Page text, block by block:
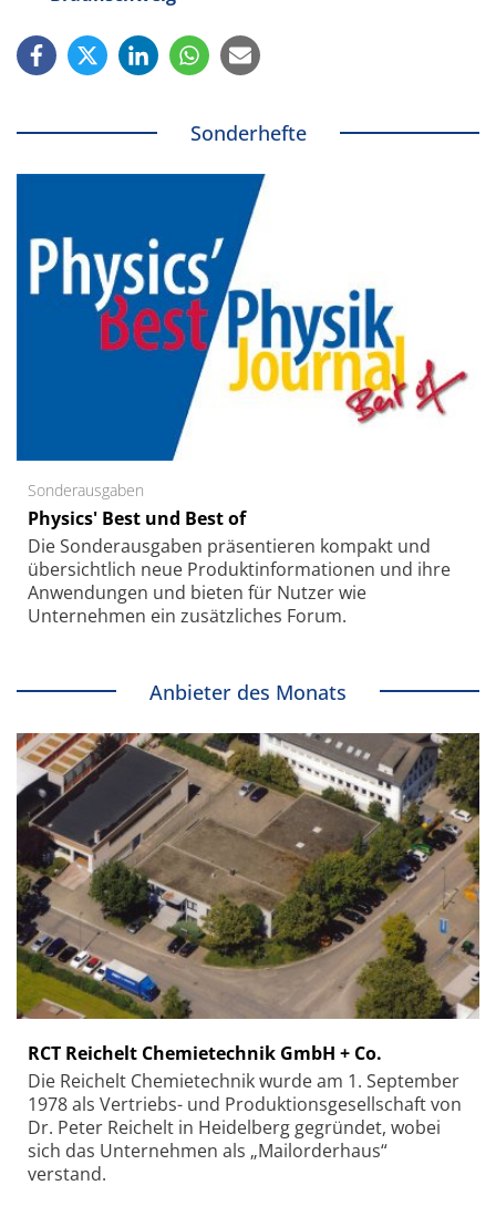
Sonderhefte
Sonderausgaben
Physics' Best und Best of
Die Sonder­ausgaben präsentieren kompakt und
übersichtlich neue Produkt­informationen und ihre
Anwendungen und bieten für Nutzer wie
Unternehmen ein zusätzliches Forum.
Anbieter des Monats
RCT Reichelt Chemietechnik GmbH + Co.
Die Reichelt Chemietechnik wurde am 1. September
1978 als Vertriebs- und Produktionsgesellschaft von
Dr. Peter Reichelt in Heidelberg gegründet, wobei
sich das Unternehmen als „Mailorderhaus“
verstand.